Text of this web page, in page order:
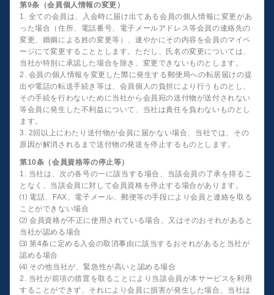
第9条（会員個人情報の変更）
1. 全ての会員は、入会時に届け出てある会員の個人情報に変更があ
った場合（住所、電話番号、電子メールアドレス等会員の連絡先の
変更、婚姻による姓の変更等）、速やかにその内容を会員のマイペ
ージにて変更することとします。ただし、氏名の変更については、
当社が特別に承認した場合を除き、変更できないものとします。
2. 会員の個人情報を変更した際に発生する郵便局への転居届けの提
出や電話の転送手続き等は、会員個人の負担により行うものとし、
その手続を行わないために当社から会員宛の送付物が送付されない
等会員に発生した不利益について、当社は責任を負わないものとし
ます。
3. 2回以上にわたり送付物が会員に届かない場合、当社では、その
原因が解消されるまで送付物の発送を停止するものとします。
第10条（会員資格等の停止等）
1. 当社は、次の各号の一に該当する場合、当該会員の了承を得るこ
となく、当該会員に対して会員資格を停止する場合があります。
⑴ 電話、FAX、電子メール、郵便等の手段により会員と連絡を取る
ことができない場合
⑵ 会員資格が不正に使用されている場合、又はそのおそれがあると
当社が認める場合
⑶ 第4条に定める入会の取消事由に該当するおそれがあると当社が
認める場合
⑷ その他当社が、緊急性が高いと認める場合
2. 当社が前項の措置を取ることにより当該会員が本サービスを利用
することができず、それにより会員に損害が発生した場合、当社は